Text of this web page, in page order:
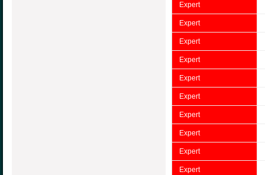
Expert
Expert
Expert
Expert
Expert
Expert
Expert
Expert
Expert
Expert